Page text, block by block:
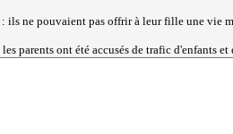
ils ne pouvaient pas offrir à leur fille une vie
parents ont été accusés de trafic